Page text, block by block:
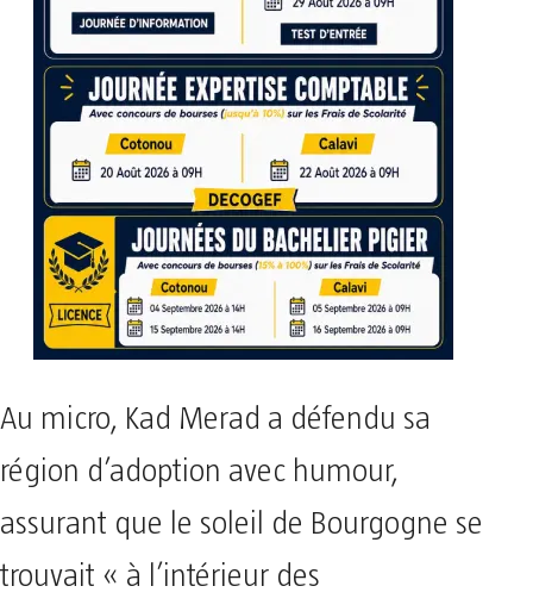
Au micro, Kad Merad a défendu sa
région d’adoption avec humour,
assurant que le soleil de Bourgogne se
trouvait « à l’intérieur des